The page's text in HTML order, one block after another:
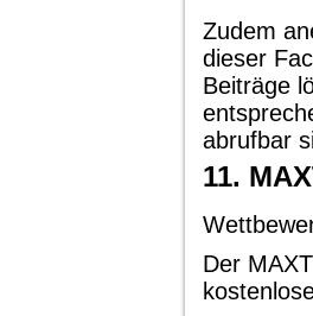
Zudem
dieser
Beiträge
abrufbar
11.
Der